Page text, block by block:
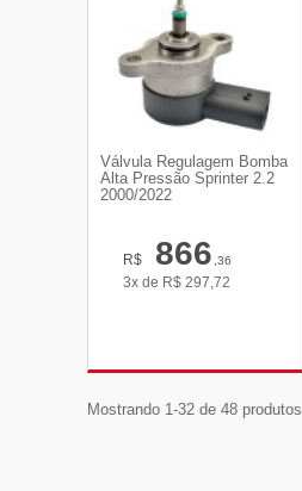
Válvula Regulagem Bomba
Alta Pressão Sprinter 2.2
2000/2022
R$ 866,36
3x de R$ 297,72
Mostrando 1-32 de 48 produtos